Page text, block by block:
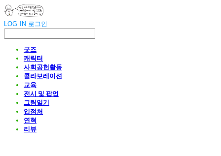
LOG IN 로그인
굿즈
캐릭터
사회공헌활동
콜라보레이션
교육
전시 및 팝업
그림일기
입점처
연혁
리뷰